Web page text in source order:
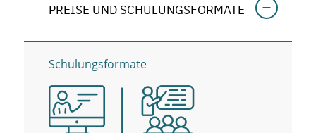
PREISE UND SCHULUNGSFORMATE
Schulungsformate